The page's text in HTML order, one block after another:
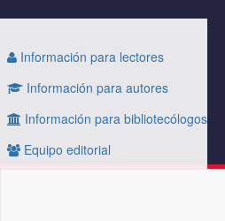
Información para lectores
Información para autores
Información para bibliotecólogos
Equipo editorial